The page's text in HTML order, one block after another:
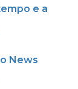
e a
News